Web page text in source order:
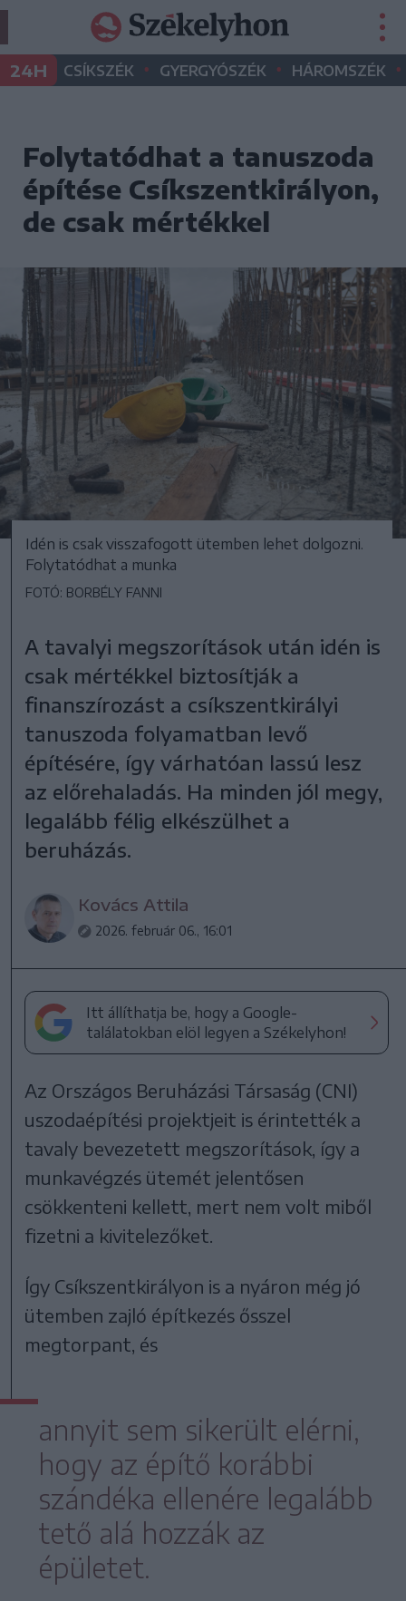
24H CSÍKSZÉK • GYERGYÓSZÉK • HÁROMSZÉK •
Folytatódhat a tanuszoda
építése Csíkszentkirályon,
de csak mértékkel
Idén is csak visszafogott ütemben lehet dolgozni.
Folytatódhat a munka
FOTÓ: BORBÉLY FANNI
A tavalyi megszorítások után idén is
csak mértékkel biztosítják a
finanszírozást a csíkszentkirályi
tanuszoda folyamatban levő
építésére, így várhatóan lassú lesz
az előrehaladás. Ha minden jól megy,
legalább félig elkészülhet a
beruházás.
Kovács Attila
2026. február 06., 16:01
Itt állíthatja be, hogy a Google-
találatokban elöl legyen a Székelyhon!
Az Országos Beruházási Társaság (CNI)
uszodaépítési projektjeit is érintették a
tavaly bevezetett megszorítások, így a
munkavégzés ütemét jelentősen
csökkenteni kellett, mert nem volt miből
fizetni a kivitelezőket.
Így Csíkszentkirályon is a nyáron még jó
ütemben zajló építkezés ősszel
megtorpant, és
annyit sem sikerült elérni,
hogy az építő korábbi
szándéka ellenére legalább
tető alá hozzák az
épületet.